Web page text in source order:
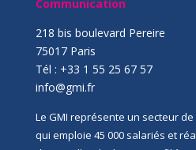
Communication
218 bis boulevard Pereire
75017 Paris
Tél : +33 1 55 25 67 57
info@gmi.fr
Le GMI représente un secteur
qui emploie 45 000 salariés et